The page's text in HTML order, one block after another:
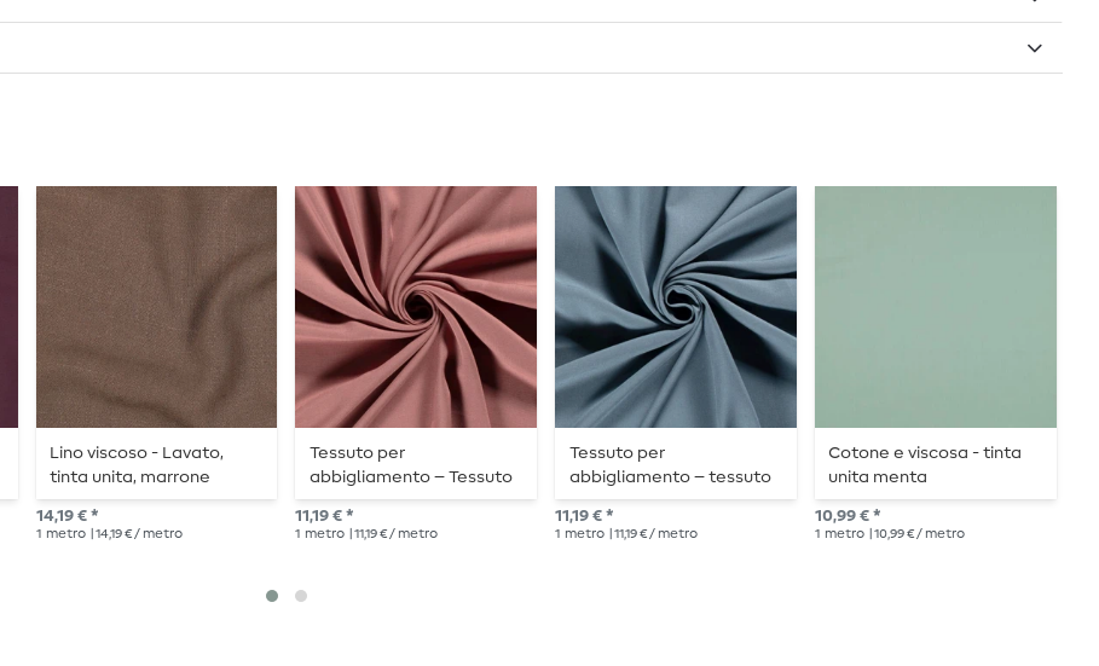
Lino viscoso - Lavato,
tinta unita, marrone
cioccolato
14,19 € *
1 metro | 14,19 € / metro
Tessuto per
abbigliamento – Tessuto
per camicette – Viscosa
tinta unita rosa antico
11,19 € *
1 metro | 11,19 € / metro
Tessuto per
abbigliamento – tessuto
per bluse – viscosa tinta
unita azzurro fumo chiaro
11,19 € *
1 metro | 11,19 € / metro
Cotone e viscosa - tinta
unita menta
10,99 € *
1 metro | 10,99 € / metro